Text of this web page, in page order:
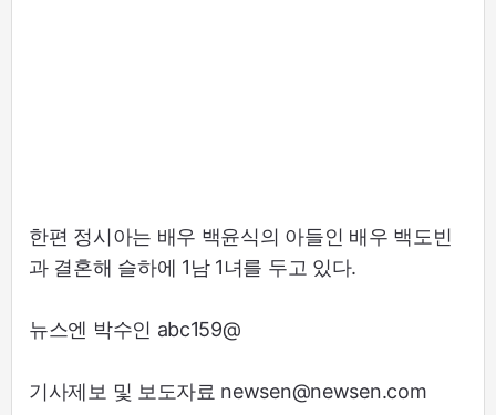
한편 정시아는 배우 백윤식의 아들인 배우 백도빈
과 결혼해 슬하에 1남 1녀를 두고 있다.
뉴스엔 박수인 abc159@
기사제보 및 보도자료 newsen@newsen.com